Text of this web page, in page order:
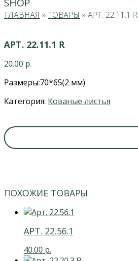
SHOP
ГЛАВНАЯ » ТОВАРЫ » АРТ. 22.11.1 R
АРТ. 22.11.1 R
20.00 р.
Размеры:70*65(2 мм)
Категория: Кованые листья
ПОХОЖИЕ ТОВАРЫ
АРТ. 22.56.1
40.00 р.